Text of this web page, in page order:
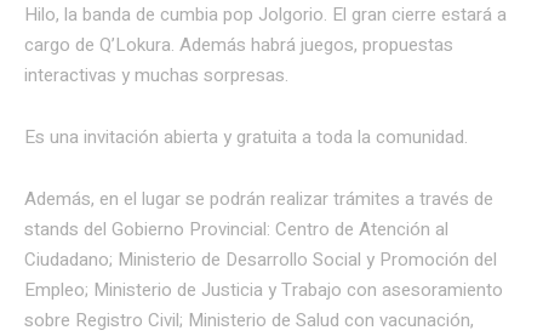
Hilo, la banda de cumbia pop Jolgorio. El gran cierre estará a
cargo de Q’Lokura. Además habrá juegos, propuestas
interactivas y muchas sorpresas.
Es una invitación abierta y gratuita a toda la comunidad.
Además, en el lugar se podrán realizar trámites a través de
stands del Gobierno Provincial: Centro de Atención al
Ciudadano; Ministerio de Desarrollo Social y Promoción del
Empleo; Ministerio de Justicia y Trabajo con asesoramiento
sobre Registro Civil; Ministerio de Salud con vacunación,